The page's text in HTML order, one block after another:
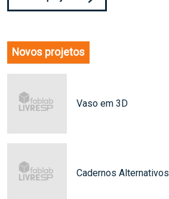
Novos projetos
Vaso em 3D
Cadernos Alternativos